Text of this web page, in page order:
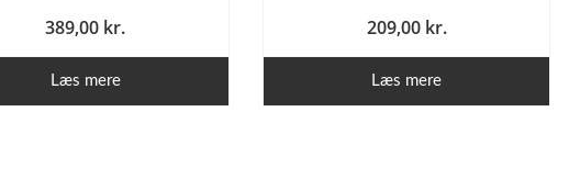
389,00 kr.
Læs mere
209,00 kr.
Læs mere